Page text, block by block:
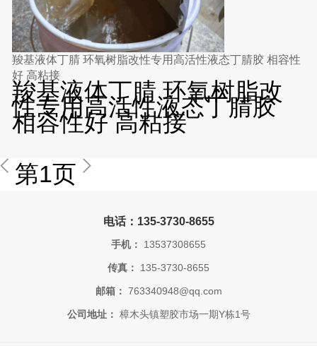
羧基液体丁腈 环氧树脂改性专用高活性液态丁腈胶 相容性
好 高粘接
羧基液体丁腈 环氧树脂改
性专用高活性液态丁腈胶
相容性好 高粘接
第1页
电话：135-3730-8655
手机： 13537308655
传真： 135-3730-8655
邮箱： 763340948@qq.com
公司地址： 樟木头镇塑胶市场一期Y栋1号